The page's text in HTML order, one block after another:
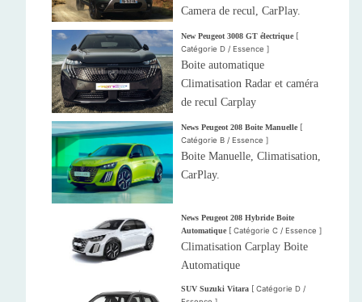
Camera de recul, CarPlay.
New Peugeot 3008 GT électrique [
Catégorie D / Essence ]
Boite automatique
Climatisation Radar et caméra
de recul Carplay
News Peugeot 208 Boite Manuelle [
Catégorie B / Essence ]
Boite Manuelle, Climatisation,
CarPlay.
News Peugeot 208 Hybride Boite
Automatique [ Catégorie C / Essence ]
Climatisation Carplay Boite
Automatique
SUV Suzuki Vitara [ Catégorie D /